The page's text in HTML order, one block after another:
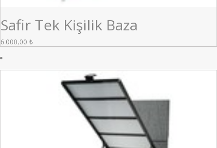
Safir Tek Kişilik Baza
6.000,00 ₺